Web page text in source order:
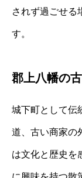
されず過ごせる
す。
郡上八幡の
城下町として伝
道、古い商家の
は文化と歴史を